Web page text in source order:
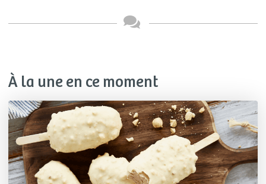
À la une en ce moment